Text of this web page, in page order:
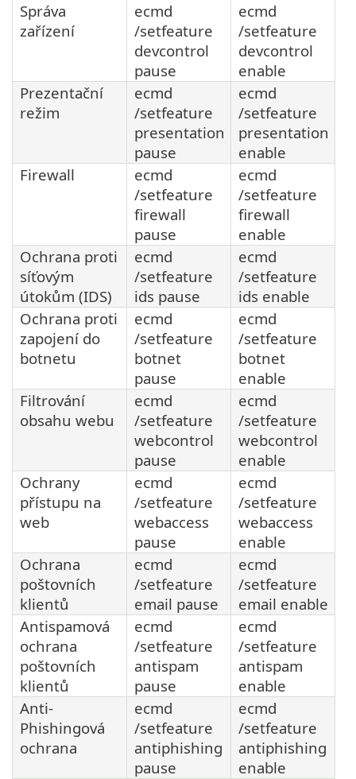
Správa
zařízení
ecmd
/setfeature
devcontrol
pause
ecmd
/setfeature
devcontrol
enable
Prezentační
režim
ecmd
/setfeature
presentation
pause
ecmd
/setfeature
presentation
enable
Firewall
ecmd
/setfeature
firewall
pause
ecmd
/setfeature
firewall
enable
Ochrana proti
síťovým
útokům (IDS)
ecmd
/setfeature
ids pause
ecmd
/setfeature
ids enable
Ochrana proti
zapojení do
botnetu
ecmd
/setfeature
botnet
pause
ecmd
/setfeature
botnet
enable
Filtrování
obsahu webu
ecmd
/setfeature
webcontrol
pause
ecmd
/setfeature
webcontrol
enable
Ochrany
přístupu na
web
ecmd
/setfeature
webaccess
pause
ecmd
/setfeature
webaccess
enable
Ochrana
poštovních
klientů
ecmd
/setfeature
email pause
ecmd
/setfeature
email enable
Antispamová
ochrana
poštovních
klientů
ecmd
/setfeature
antispam
pause
ecmd
/setfeature
antispam
enable
Anti-
Phishingová
ochrana
ecmd
/setfeature
antiphishing
pause
ecmd
/setfeature
antiphishing
enable